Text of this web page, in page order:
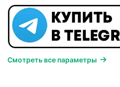
Смотреть все параметры